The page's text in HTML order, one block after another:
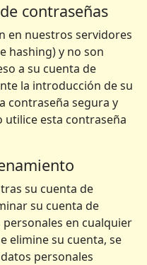
contraseñas
en nuestros servidores
hashing) y no son
a su cuenta de
la introducción de su
contraseña segura y
utilice esta contraseña
su cuenta de
su cuenta de
en cualquier
elimine su cuenta, se
personales